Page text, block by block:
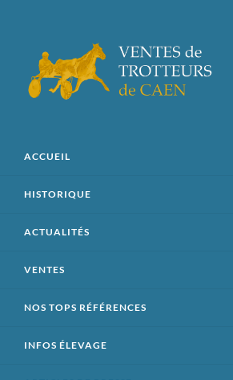
ACCUEIL
HISTORIQUE
ACTUALITÉS
VENTES
NOS TOPS RÉFÉRENCES
INFOS ÉLEVAGE